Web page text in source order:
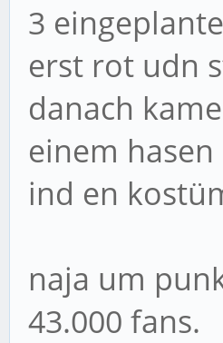
3
erst rot udn
danach
einem
ind en
naja um
43.000 fans.